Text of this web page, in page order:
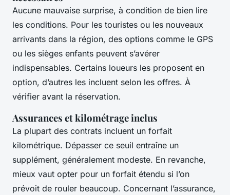
Aucune mauvaise surprise, à condition de bien lire
les conditions. Pour les touristes ou les nouveaux
arrivants dans la région, des options comme le GPS
ou les sièges enfants peuvent s’avérer
indispensables. Certains loueurs les proposent en
option, d’autres les incluent selon les offres. À
vérifier avant la réservation.
Assurances et kilométrage inclus
La plupart des contrats incluent un forfait
kilométrique. Dépasser ce seuil entraîne un
supplément, généralement modeste. En revanche,
mieux vaut opter pour un forfait étendu si l’on
prévoit de rouler beaucoup. Concernant l’assurance,